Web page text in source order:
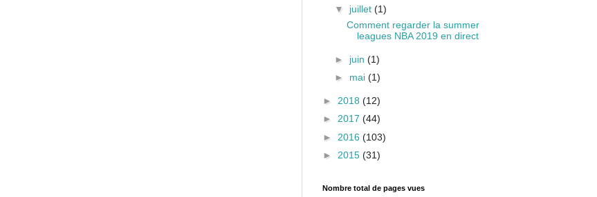
▼ juillet (1)
Comment regarder la summer
leagues NBA 2019 en direct
► juin (1)
► mai (1)
► 2018 (12)
► 2017 (44)
► 2016 (103)
► 2015 (31)
Nombre total de pages vues